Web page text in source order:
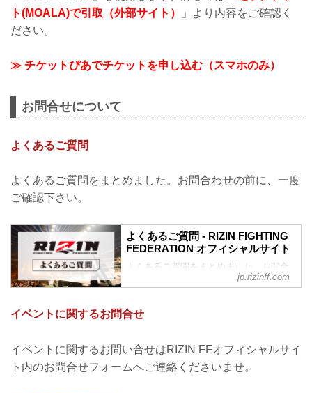
ト(MOALA)で引取（外部サイト）
」より内容をご確認く
ださい。
≫ チケットぴあでチケットを申し込む（スマホのみ）
お問合せについて
よくあるご質問
よくあるご質問をまとめました。お問合わせの前に、一度
ご確認下さい。
よくあるご質問 - RIZIN FIGHTING
FEDERATION オフィシャルサイト
よくあるご質問をまとめました。お問合
わせの前に、一度ご確認下さい。
Q.1 より良い席で観戦したいのですが、
どの先行でチケットを買うと一番良い席
A. より良い席のご案内は、以下の順番と
なります。
①ファンクラブ先行（超強者）
jp.rizinff.com
イベントに関するお問合せ
イベントに関するお問い合せはRIZIN FFオフィシャルサイ
ト内のお問合せフォームへご連絡くださいませ。